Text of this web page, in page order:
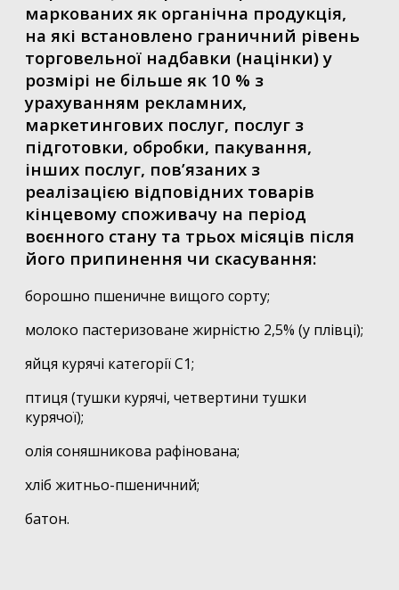
маркованих як органічна продукція,
на які встановлено граничний рівень
торговельної надбавки (націнки) у
розмірі не більше як 10 % з
урахуванням рекламних,
маркетингових послуг, послуг з
підготовки, обробки, пакування,
інших послуг, пов’язаних з
реалізацією відповідних товарів
кінцевому споживачу на період
воєнного стану та трьох місяців після
його припинення чи скасування:
борошно пшеничне вищого сорту;
молоко пастеризоване жирністю 2,5% (у плівці);
яйця курячі категорії С1;
птиця (тушки курячі, четвертини тушки
курячої);
олія соняшникова рафінована;
хліб житньо-пшеничний;
батон.